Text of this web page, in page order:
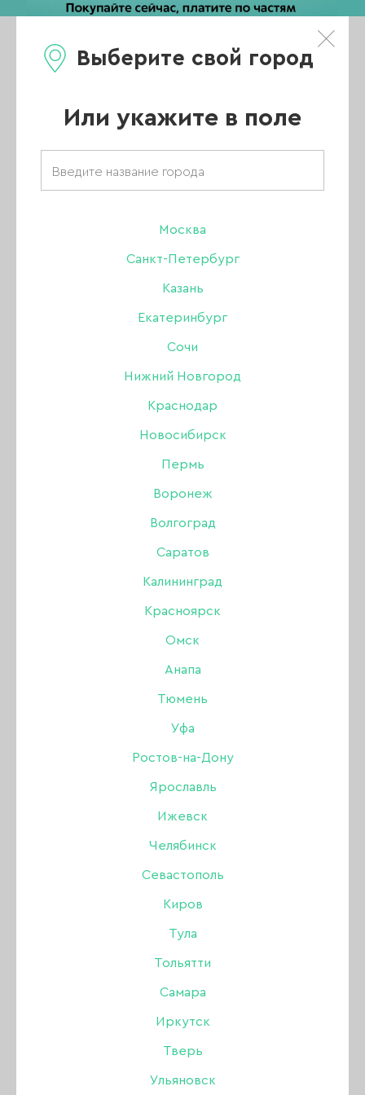
Выберите свой город
Или укажите в поле
Москва
Санкт-Петербург
Казань
Екатеринбург
Сочи
Нижний Новгород
Краснодар
Новосибирск
Пермь
Воронеж
Волгоград
Саратов
Калининград
Красноярск
Омск
Анапа
Тюмень
Уфа
Ростов-на-Дону
Ярославль
Ижевск
Челябинск
Севастополь
Киров
Тула
Тольятти
Самара
Иркутск
Тверь
Ульяновск
Каталог
Главная/
Новости
График работы магазинов NAILBRAND в Новогодние праздники
График работы
магазинов
NAILBRAND в
Новогодние
праздники
31 ДЕКАБРЯ 2022
Дорогие покупатели, поздравляем Вас с
наступающим Новым годом.
Желаем Вам мира, добра, здоровья, удачи,
побольше улыбок и поводов для радости и,
конечно, много-много клиентов!
Обратите внимание на график работы в